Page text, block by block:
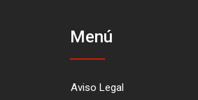
Menú
Aviso Legal